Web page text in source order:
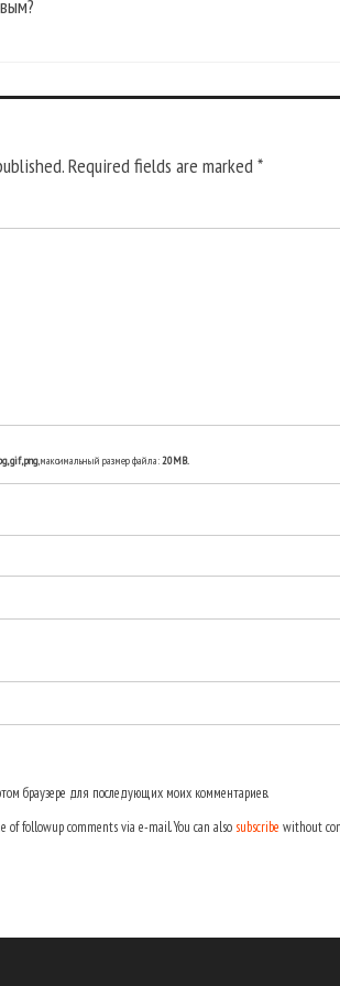
Required fields are marked*
gif, png, максимальный размер файла:20MB.
браузере для последующих моих комментариев.
of followup comments via e-mail. You can also subscribe without